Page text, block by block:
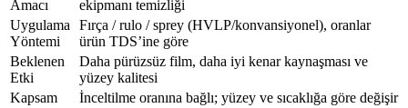
Amacı
ekipmanı temizliği
Uygulama
Yöntemi
Fırça / rulo / sprey (HVLP/konvansiyonel), oranlar
ürün TDS’ine göre
Beklenen
Etki
Daha pürüzsüz film, daha iyi kenar kaynaşması ve
yüzey kalitesi
Kapsam
İnceltilme oranına bağlı; yüzey ve sıcaklığa göre değişir